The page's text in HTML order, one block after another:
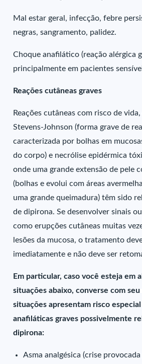
Mal estar geral, infecção, febre
negras, sangramento, palidez.
Choque anafilático (reação alérgica
principalmente em pacientes
Reações cutâneas graves
Reações cutâneas com risco de
Stevens-Johnson (forma grave de
caracterizada por bolhas em
do corpo) e necrólise epidérmica
onde uma grande extensão de pele
(bolhas e evolui com áreas
uma grande queimadura) têm sido
de dipirona. Se desenvolver sinais
como erupções cutâneas muitas
lesões da mucosa, o tratamento
imediatamente e não deve ser
Em particular, caso você esteja em
situações abaixo, converse com
situações apresentam risco
anafiláticas graves possivelmente
dipirona:
Asma analgésica (crise